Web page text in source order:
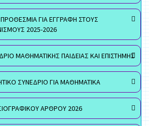
ΠΡΟΘΕΣΜΙΑ ΓΙΑ ΕΓΓΡΑΦΗ ΣΤΟΥΣ
2025-2026
ΜΑΘΗΜΑΤΙΚΗΣ ΠΑΙΔΕΙΑΣ ΚΑΙ ΕΠΙΣΤΗΜΗΣ
ΣΥΝΕΔΡΙΟ ΓΙΑ ΜΑΘΗΜΑΤΙΚΑ
ΑΡΘΡΟΥ 2026